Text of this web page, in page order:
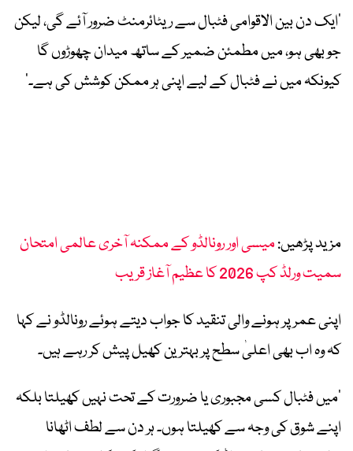
‘ایک دن بین الاقوامی فٹبال سے ریٹائرمنٹ ضرور آئے گی، لیکن
جو بھی ہو، میں مطمئن ضمیر کے ساتھ میدان چھوڑوں گا
کیونکہ میں نے فٹبال کے لیے اپنی ہر ممکن کوشش کی ہے۔‘
مزید پڑھیں:میسی اور رونالڈو کے ممکنہ آخری عالمی امتحان
سمیت ورلڈ کپ 2026 کا عظیم آغاز قریب
اپنی عمر پر ہونے والی تنقید کا جواب دیتے ہوئے رونالڈو نے کہا
کہ وہ اب بھی اعلیٰ سطح پر بہترین کھیل پیش کر رہے ہیں۔
’میں فٹبال کسی مجبوری یا ضرورت کے تحت نہیں کھیلتا بلکہ
اپنے شوق کی وجہ سے کھیلتا ہوں۔ ہر دن سے لطف اٹھانا